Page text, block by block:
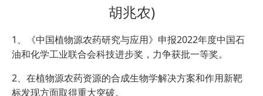
胡兆农)
1、《中国植物源农药研究与应用》申报2022年度中国石
油和化学工业联合会科技进步奖，力争获批一等奖。
2、在植物源农药资源的合成生物学解决方案和作用新靶
标发现方面取得重大突破。